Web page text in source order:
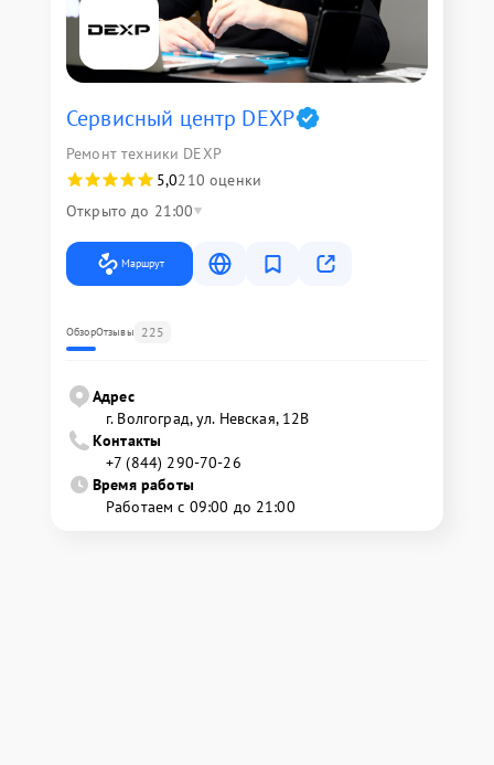
Сервисный центр DEXP
Ремонт техники DEXP
5,0210 оценки
Открыто до 21:00
Маршрут
ОбзорОтзывы 225
Адрес
г. Волгоград, ул. Невская, 12В
Контакты
+7 (844) 290-70-26
Время работы
Работаем с 09:00 до 21:00